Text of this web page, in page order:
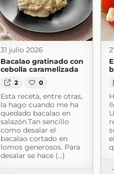
31 julio 2026
Bacalao gratinado con
cebolla caramelizada
2 0
Esta receta, entre otras,
la hago cuando me ha
quedado bacalao en
salazón.Tan sencillo
como desalar el
bacalao cortado en
lomos generosos. Para
desalar se hace (...)